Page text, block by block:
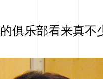
俱乐部看来真不